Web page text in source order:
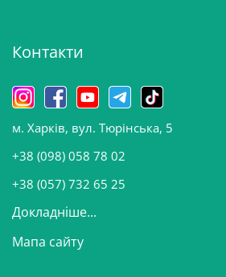
в
н
о
в
и
Контакти
м. Харків, вул. Тюрінська, 5
+38 (098) 058 78 02
+38 (057) 732 65 25
Докладніше...
Мапа сайту